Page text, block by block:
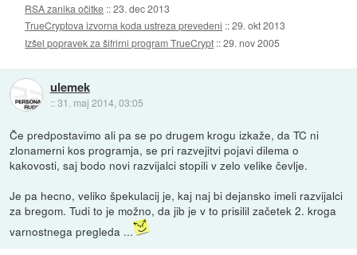
RSA zanika očitke ::23. dec 2013
TrueCryptova izvorna koda ustreza prevedeni ::29. okt 2013
Izšel popravek za šifrirni program TrueCrypt ::29. nov 2005
ulemek
::31. maj 2014, 03:05
Če predpostavimo ali pa se po drugem krogu izkaže, da TC ni
zlonamerni kos programja, se pri razvejitvi pojavi dilema o
kakovosti, saj bodo novi razvijalci stopili v zelo velike čevlje.
Je pa hecno, veliko špekulacij je, kaj naj bi dejansko imeli razvijalci
za bregom. Tudi to je možno, da jib je v to prisilil začetek 2. kroga
varnostnega pregleda ...